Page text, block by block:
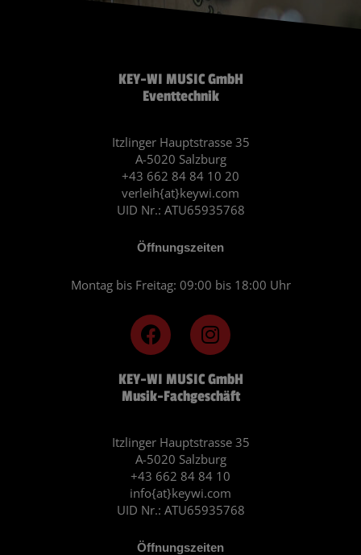
KEY-WI MUSIC GmbH
Musik-Fachgeschäft
Itzlinger Hauptstrasse 35
A-5020 Salzburg
+43 662 84 84 10
info{at}keywi.com
UID Nr.: ATU65935768
Öffnungszeiten
F
a
c
e
b
o
k
I
n
s
t
a
r
a
m
KEY-WI MUSIC GmbH
Eventtechnik
Itzlinger Hauptstrasse 35
A-5020 Salzburg
+43 662 84 84 10 20
verleih{at}keywi.com
UID Nr.: ATU65935768
Öffnungszeiten
Montag bis Freitag: 09:00 bis 18:00 Uhr